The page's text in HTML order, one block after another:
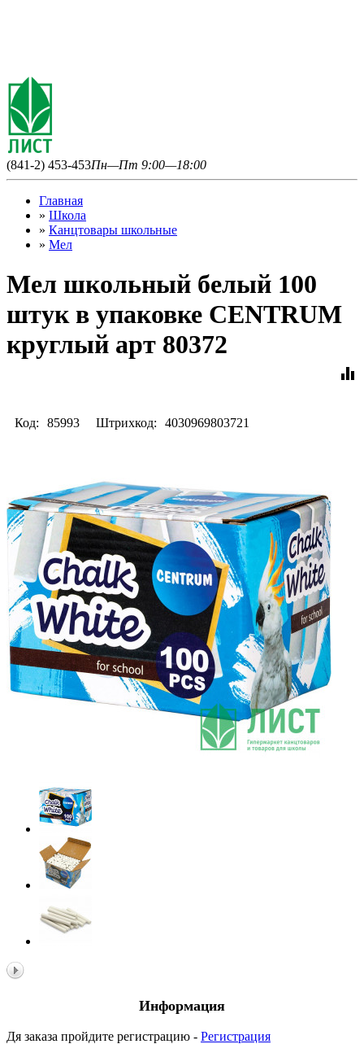
(841-2) 453-453Пн—Пт 9:00—18:00
Главная
» Школа
» Канцтовары школьные
» Мел
Мел школьный белый 100
штук в упаковке CENTRUM
круглый арт 80372
equalizer
Код: 85993 Штрихкод: 4030969803721
Информация
Дя заказа пройдите регистрацию - Регистрация